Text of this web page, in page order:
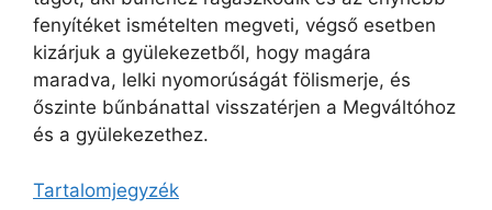
fenyítéket ismételten megveti, végső esetben
kizárjuk a gyülekezetből, hogy magára
maradva, lelki nyomorúságát fölismerje, és
őszinte bűnbánattal visszatérjen a Megváltóhoz
és a gyülekezethez.
Tartalomjegyzék